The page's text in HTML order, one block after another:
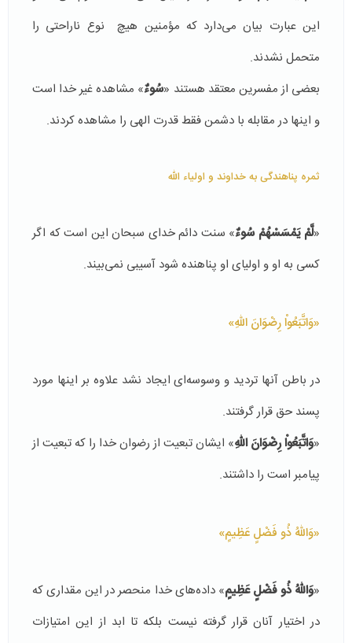
این عبارت بیان می‌دارد که مؤمنین هیچ نوع ناراحتی را
متحمل نشدند.
بعضی از مفسرین معتقد هستند «سُوءٌ» مشاهده غیر خدا است
و اینها در مقابله با دشمن فقط قدرت الهی را مشاهده کردند.
ثمره پناهندگی به خداوند و اولیاء الله
«لَّمْ يَمْسَسْهُمْ سُوءٌ» سنت دائم خدای سبحان این است که اگر
کسی به او و اولیای او پناهنده شود آسیبی نمی‌بیند.
«وَاتَّبَعُواْ رِضْوَانَ اللّهِ»
در باطن آنها تردید و وسوسه‌ای ایجاد نشد علاوه بر اینها مورد
پسند حق قرار گرفتند.
«وَاتَّبَعُواْ رِضْوَانَ اللّهِ» ایشان تبعیت از رضوان خدا را که تبعیت از
پیامبر است را داشتند.
«وَاللّهُ ذُو فَضْلٍ عَظِيمٍ»
«وَاللّهُ ذُو فَضْلٍ عَظِيمٍ» داده‌های خدا منحصر در این مقداری که
در اختیار آنان قرار گرفته نیست بلکه تا ابد از این امتیازات